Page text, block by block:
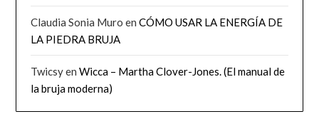
Claudia Sonia Muro enCÓMO USAR LA ENERGÍA DE
LA PIEDRA BRUJA
TwicsyenWicca – Martha Clover-Jones. (El manual de
la bruja moderna)